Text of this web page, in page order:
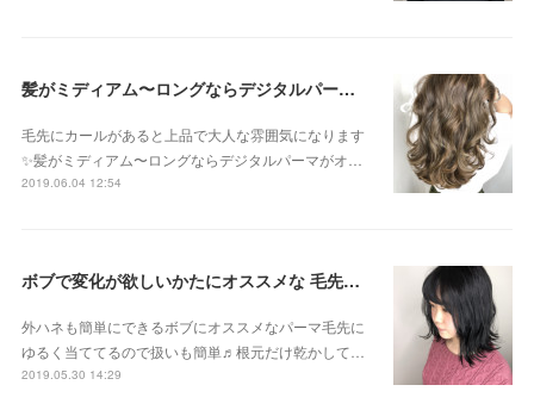
髪がミディアム〜ロングならデジタルパーマがオススメです！！
毛先にカールがあると上品で大人な雰囲気になります
✨髪がミディアム〜ロングならデジタルパーマがオ…
2019.06.04 12:54
ボブで変化が欲しいかたにオススメな 毛先パーマ
外ハネも簡単にできるボブにオススメなパーマ毛先に
ゆるく当ててるので扱いも簡単♬根元だけ乾かして…
2019.05.30 14:29